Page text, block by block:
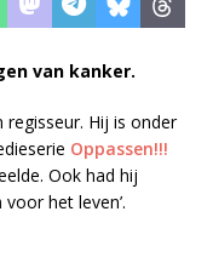
van kanker.
regisseur. Hij is onder
Oppassen!!!
Ook had hij
het leven’.